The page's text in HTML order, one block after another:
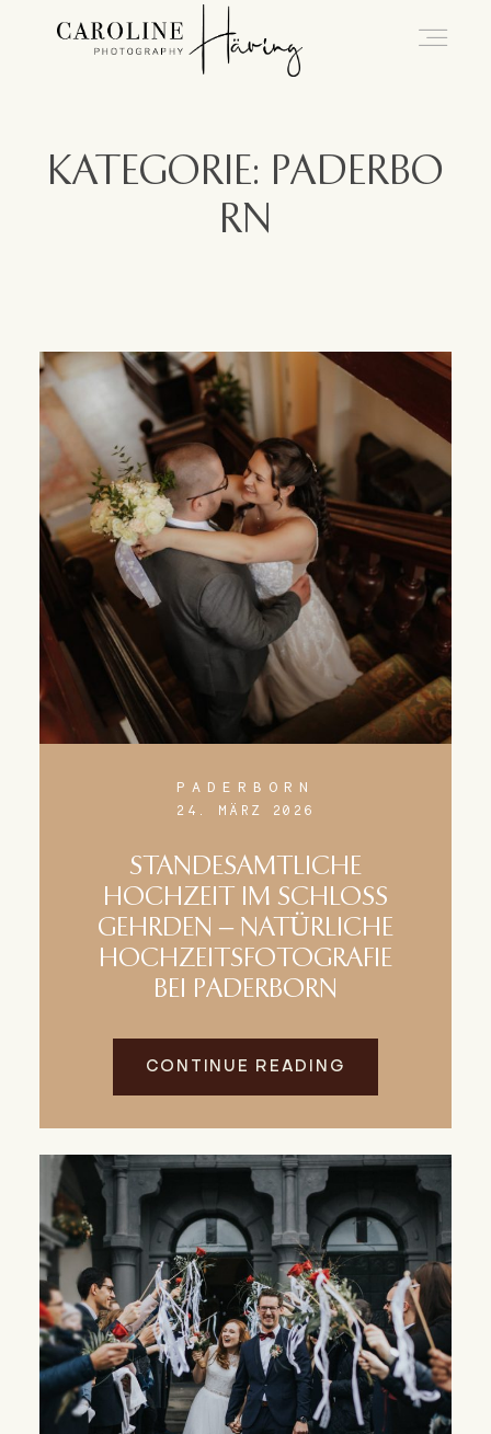
KATEGORIE: PADERBO
RN
PADERBORN
24. MÄRZ 2026
STANDESAMTLICHE
HOCHZEIT IM SCHLOSS
GEHRDEN – NATÜRLICHE
HOCHZEITSFOTOGRAFIE
BEI PADERBORN
CONTINUE READING
Caro
Blog
Kontakt